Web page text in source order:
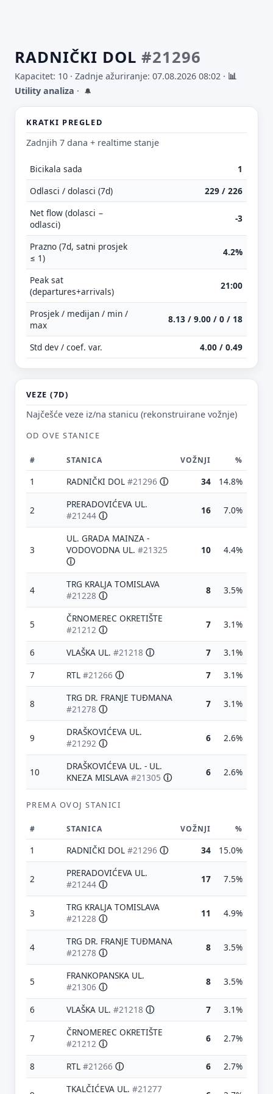
RADNIČKI DOL#21296
Kapacitet: 10 · Zadnje ažuriranje: 07.08.2026 08:02 · 📊
Utility analiza · 🔔
KRATKI PREGLED
Zadnjih 7 dana + realtime stanje
Bicikala sada
1
Odlasci / dolasci (7d)
229 / 226
Net flow (dolasci −
odlasci)
-3
Prazno (7d, satni prosjek
≤ 1)
4.2%
Peak sat
(departures+arrivals)
21:00
Prosjek / medijan / min /
max
8.13 / 9.00 / 0 / 18
Std dev / coef. var. 4.00 / 0.49
VEZE (7D)
Najčešće veze iz/na stanicu (rekonstruirane vožnje)
OD OVE STANICE
# STANICA VOŽNJI %
1 RADNIČKI DOL #21296 ⓘ 34 14.8%
2
PRERADOVIĆEVA UL.
#21244 ⓘ 16 7.0%
3
UL. GRADA MAINZA -
VODOVODNA UL. #21325
ⓘ
10 4.4%
4
TRG KRALJA TOMISLAVA
#21228 ⓘ 8 3.5%
5
ČRNOMEREC OKRETIŠTE
#21212 ⓘ 7 3.1%
6 VLAŠKA UL. #21218 ⓘ 7
3.1%
7
RTL #21266 ⓘ 7 3.1%
8
TRG DR. FRANJE TUĐMANA
#21278 ⓘ 7 3.1%
9
DRAŠKOVIĆEVA UL.
#21292 ⓘ 6 2.6%
10
DRAŠKOVIĆEVA UL. - UL.
KNEZA MISLAVA #21305 ⓘ 6 2.6%
PREMA OVOJ STANICI
# STANICA VOŽNJI %
1 RADNIČKI DOL #21296 ⓘ 34 15.0%
2
PRERADOVIĆEVA UL.
#21244 ⓘ 17 7.5%
3
TRG KRALJA TOMISLAVA
#21228 ⓘ 11 4.9%
4
TRG DR. FRANJE TUĐMANA
#21278 ⓘ 8 3.5%
5
FRANKOPANSKA UL.
#21306 ⓘ 8 3.5%
6 VLAŠKA UL. #21218 ⓘ 7 3.1%
7
ČRNOMEREC OKRETIŠTE
#21212 ⓘ 6 2.7%
8 RTL #21266 ⓘ 6 2.7%
TKALČIĆEVA UL. #21277